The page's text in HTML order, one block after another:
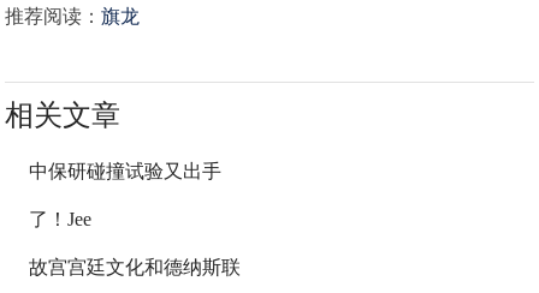
推荐阅读：旗龙
相关文章
中保研碰撞试验又出手
了！Jee
故宫宫廷文化和德纳斯联